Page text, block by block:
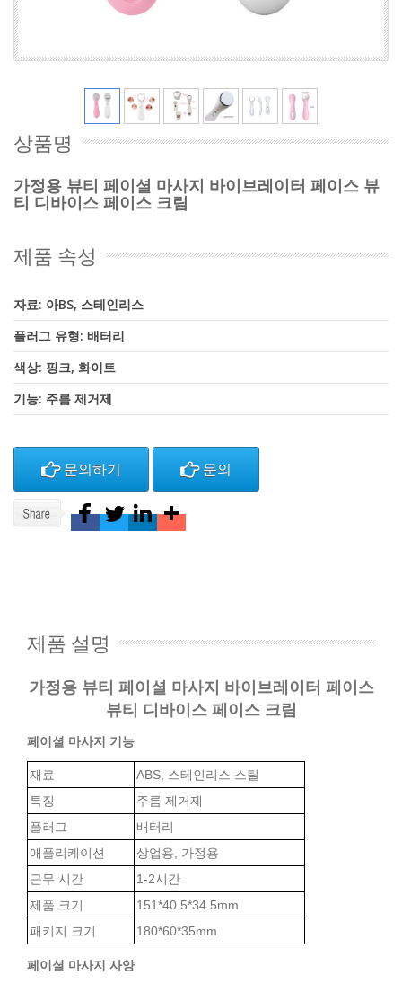
상품명
가정용 뷰티 페이셜 마사지 바이브레이터 페이스 뷰
티 디바이스 페이스 크림
제품 속성
자료: 아BS, 스테인리스
플러그 유형: 배터리
색상: 핑크, 화이트
기능: 주름 제거제
문의하기 문의
제품 설명
가정용 뷰티 페이셜 마사지 바이브레이터 페이스
뷰티 디바이스 페이스 크림
페이셜 마사지 기능
재료
ABS, 스테인리스 스틸
특징
주름 제거제
플러그
배터리
애플리케이션
상업용, 가정용
근무 시간
1-2시간
제품 크기
151*40.5*34.5mm
패키지 크기
180*60*35mm
페이셜 마사지 사양